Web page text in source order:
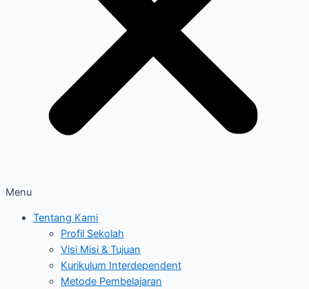
Menu
Tentang Kami
Profil Sekolah
Visi Misi & Tujuan
Kurikulum Interdependent
Metode Pembelajaran